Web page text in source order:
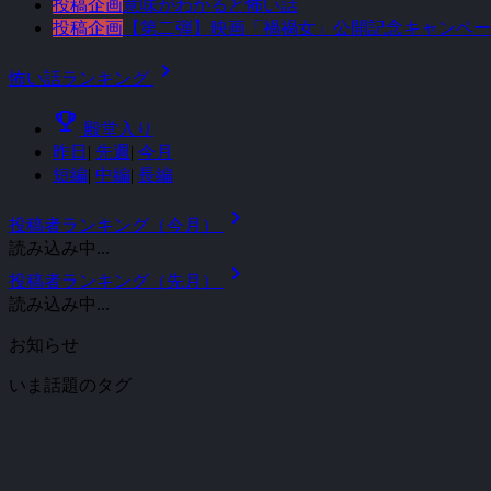
投稿企画意味がわかると怖い話
投稿企画 【第二弾】映画「禍禍女」公開記念キャンペ
怖い話ランキング
chevron_right
emoji_events 殿堂入り
昨日 | 先週 | 今月
短編| 中編| 長編
投稿者ランキング（今月） chevron_right
読み込み中...
投稿者ランキング（先月）
chevron_right
読み込み中...
お知らせ
いま話題のタグ